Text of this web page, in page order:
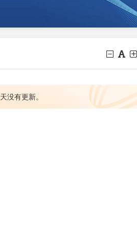
天没有更新。